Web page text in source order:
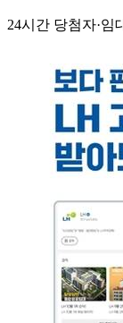
24시간 당첨자·임